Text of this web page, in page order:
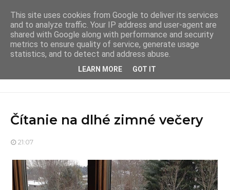
Čítanie na dlhé zimné večery
21:07
This site uses cookies from Google to deliver its services
and to analyze traffic. Your IP address and user-agent are
shared with Google along with performance and security
metrics to ensure quality of service, generate usage
statistics, and to detect and address abuse.
LEARN MORE GOT IT